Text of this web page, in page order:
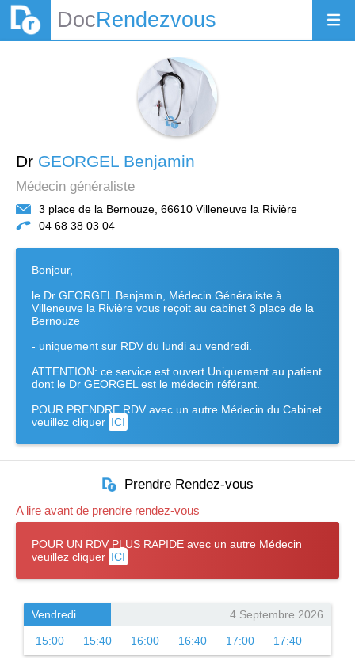
DocRendezvous
Dr GEORGEL Benjamin
Médecin généraliste
3 place de la Bernouze, 66610 Villeneuve la Rivière
04 68 38 03 04
Bonjour,
le Dr GEORGEL Benjamin, Médecin Généraliste à
Villeneuve la Rivière vous reçoit au cabinet 3 place de la
Bernouze
- uniquement sur RDV du lundi au vendredi.
ATTENTION: ce service est ouvert Uniquement au patient
dont le Dr GEORGEL est le médecin référant.
POUR PRENDRE RDV avec un autre Médecin du Cabinet
veuillez cliquer ICI
Prendre Rendez-vous
A lire avant de prendre rendez-vous
POUR UN RDV PLUS RAPIDE avec un autre Médecin
veuillez cliquer ICI
Vendredi 4 Septembre 2026
15:00 15:40 16:00 16:40 17:00 17:40